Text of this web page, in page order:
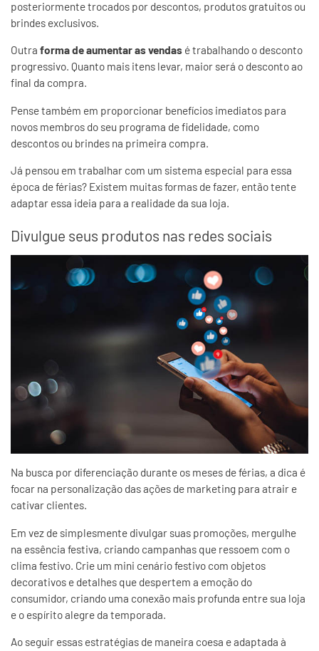
posteriormente trocados por descontos, produtos gratuitos ou
brindes exclusivos.
Outra forma de aumentar as vendas é trabalhando o desconto
progressivo. Quanto mais itens levar, maior será o desconto ao
final da compra.
Pense também em proporcionar benefícios imediatos para
novos membros do seu programa de fidelidade, como
descontos ou brindes na primeira compra.
Já pensou em trabalhar com um sistema especial para essa
época de férias? Existem muitas formas de fazer, então tente
adaptar essa ideia para a realidade da sua loja.
Divulgue seus produtos nas redes sociais
Na busca por diferenciação durante os meses de férias, a dica é
focar na personalização das ações de marketing para atrair e
cativar clientes.
Em vez de simplesmente divulgar suas promoções, mergulhe
na essência festiva, criando campanhas que ressoem com o
clima festivo. Crie um mini cenário festivo com objetos
decorativos e detalhes que despertem a emoção do
consumidor, criando uma conexão mais profunda entre sua loja
e o espírito alegre da temporada.
Ao seguir essas estratégias de maneira coesa e adaptada à